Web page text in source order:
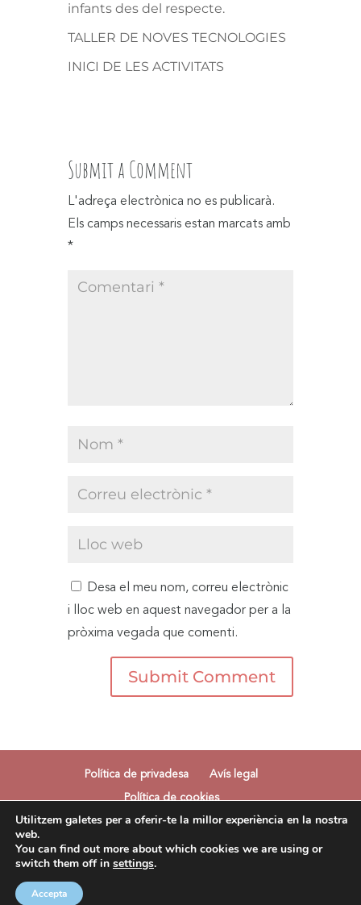
infants des del respecte.
TALLER DE NOVES TECNOLOGIES
INICI DE LES ACTIVITATS
Submit a Comment
L'adreça electrònica no es publicarà.
Els camps necessaris estan marcats amb
*
Desa el meu nom, correu electrònic
i lloc web en aquest navegador per a la
pròxima vegada que comenti.
Política de privadesa
Avís legal
Política de cookies
© Somnia | Todos los derechos reservados |
Utilitzem galetes per a oferir-te la millor experiència en la nostra
web.
You can find out more about which cookies we are using or
switch them off in settings.
Accepta